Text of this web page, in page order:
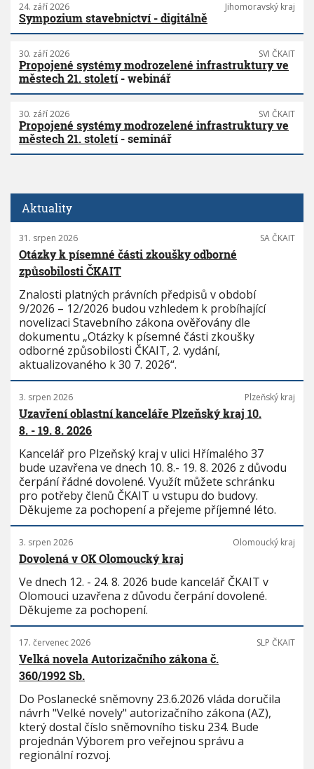
24. září 2026 Jihomoravský kraj
Sympozium stavebnictví - digitálně
30. září 2026 SVI ČKAIT
Propojené systémy modrozelené infrastruktury ve
městech 21. století- webinář
30. září 2026 SVI ČKAIT
Propojené systémy modrozelené infrastruktury ve
městech 21. století- seminář
Aktuality
31. srpen 2026 SA ČKAIT
Otázky k písemné části zkoušky odborné
způsobilosti ČKAIT
Znalosti platných právních předpisů v období
9/2026 – 12/2026 budou vzhledem k probíhající
novelizaci Stavebního zákona ověřovány dle
dokumentu „Otázky k písemné části zkoušky
odborné způsobilosti ČKAIT, 2. vydání,
aktualizovaného k 30 7. 2026“.
3. srpen 2026 Plzeňský kraj
Uzavření oblastní kanceláře Plzeňský kraj 10.
8. - 19. 8. 2026
Kancelář pro Plzeňský kraj v ulici Hřímalého 37
bude uzavřena ve dnech 10. 8.- 19. 8. 2026 z důvodu
čerpání řádné dovolené. Využít můžete schránku
pro potřeby členů ČKAIT u vstupu do budovy.
Děkujeme za pochopení a přejeme příjemné léto.
3. srpen 2026 Olomoucký kraj
Dovolená v OK Olomoucký kraj
Ve dnech 12. - 24. 8. 2026 bude kancelář ČKAIT v
Olomouci uzavřena z důvodu čerpání dovolené.
Děkujeme za pochopení.
17. červenec 2026 SLP ČKAIT
Velká novela Autorizačního zákona č.
360/1992 Sb.
Do Poslanecké sněmovny 23.6.2026 vláda doručila
návrh "Velké novely" autorizačního zákona (AZ),
který dostal číslo sněmovního tisku 234. Bude
projednán Výborem pro veřejnou správu a
regionální rozvoj.